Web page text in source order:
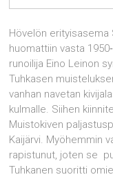
Hövelön erityisasema
huomattiin vasta
runoilija Eino Leinon
Tuhkasen
vanhan navetan
kulmalle. Siihen
Muistokiven
Kaijärvi. Myöhemmin
rapistunut, joten se
Tuhkanen suoritti